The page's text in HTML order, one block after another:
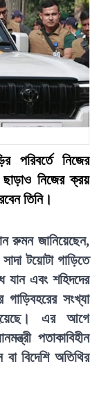
পরিবর্তে নিজের
নিজের ক্রয়
তিনি।
রুমন জানিয়েছেন,
টয়োটা গাড়িতে
যান এবং শহিদদের
সংখ্যা
এর আগে
পতাকাবিহীন
বা বিদেশি অতিথির